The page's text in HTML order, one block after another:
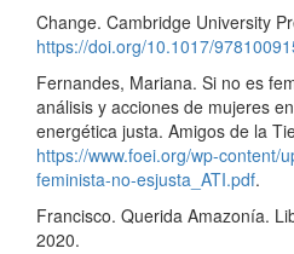
Change. Cambridge University
https://doi.org/10.1017/
Fernandes, Mariana. Si no es
análisis y acciones de mujeres
energética justa. Amigos de la
https://www.foei.org/wp-content/
feminista-no-esjusta_ATI.pdf.
Francisco. Querida Amazonía.
2020.